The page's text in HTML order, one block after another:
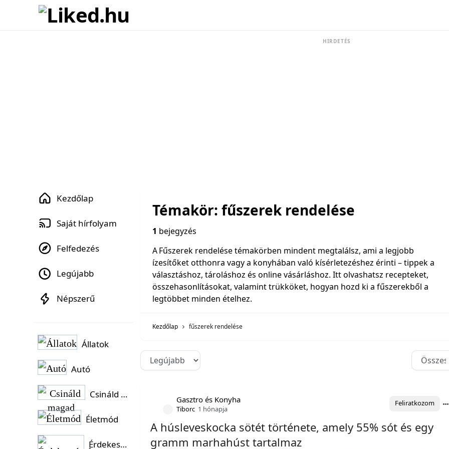
HIRDETÉS
Témakör: fűszerek rendelése
1 bejegyzés
A Fűszerek rendelése témakörben mindent megtalálsz, ami a legjobb
ízesítőket otthonra vagy a konyhában való kísérletezéshez érinti – tippek a
választáshoz, tároláshoz és online vásárláshoz. Itt olvashatsz recepteket,
összehasonlításokat, valamint trükköket, hogyan hozd ki a fűszerekből a
legtöbbet minden ételhez.
Kezdőlap fűszerek rendelése
Gasztro és Konyha
Tiborc 1 hónapja
Feliratkozom
A húsleveskocka sötét története, amely 55% sót és egy
gramm marhahúst tartalmaz
Kezdőlap
Saját hírfolyam
Felfedezés
Legújabb
Népszerű
Állatok
Autó
Csináld magad
Életmód
Érdekességek